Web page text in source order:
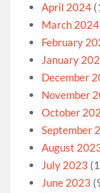
April 2024
March 2024
February
January
December
November
October
September
August
July 2023
June 2023